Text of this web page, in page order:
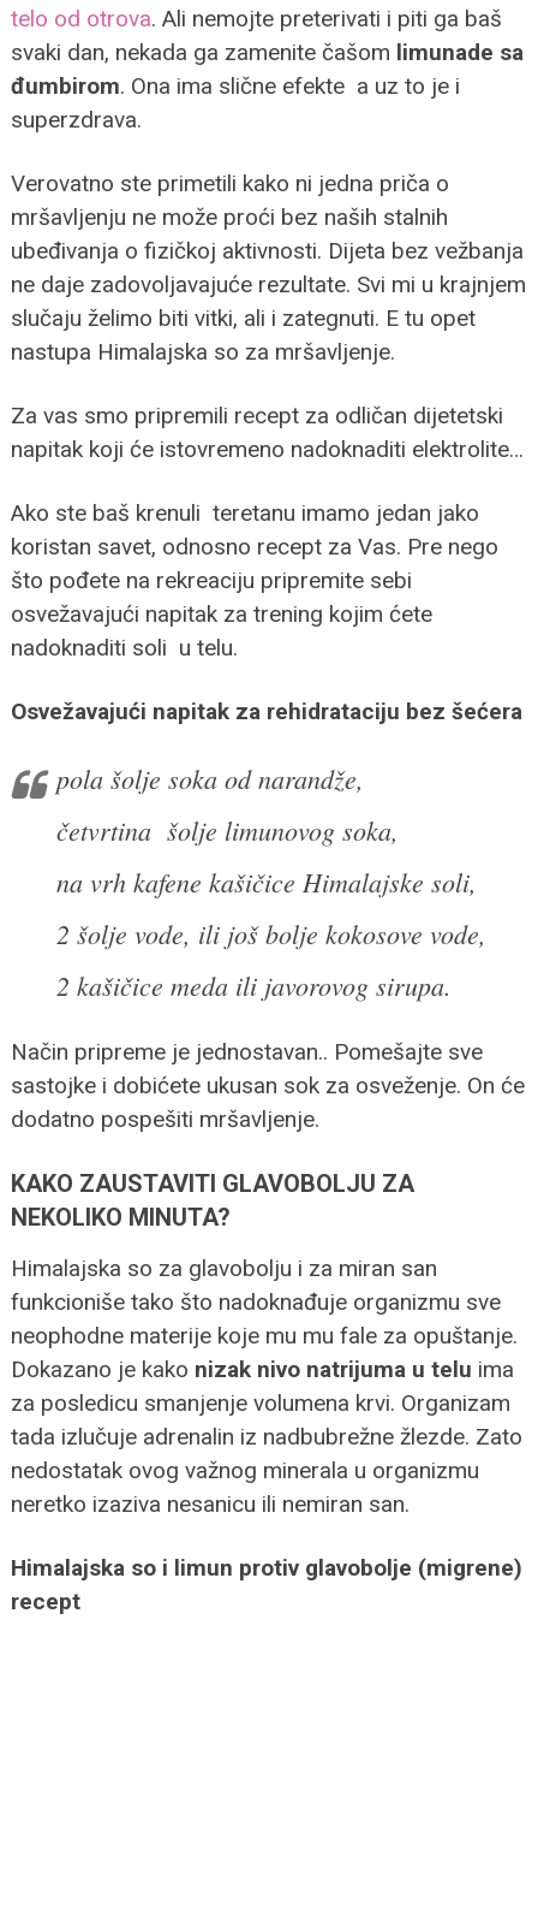
telo od otrova. Ali nemojte preterivati i piti ga baš
svaki dan, nekada ga zamenite čašom limunade sa
đumbirom. Ona ima slične efekte a uz to je i
superzdrava.
Verovatno ste primetili kako ni jedna priča o
mršavljenju ne može proći bez naših stalnih
ubeđivanja o fizičkoj aktivnosti. Dijeta bez vežbanja
ne daje zadovoljavajuće rezultate. Svi mi u krajnjem
slučaju želimo biti vitki, ali i zategnuti. E tu opet
nastupa Himalajska so za mršavljenje.
Za vas smo pripremili recept za odličan dijetetski
napitak koji će istovremeno nadoknaditi elektrolite…
Ako ste baš krenuli teretanu imamo jedan jako
koristan savet, odnosno recept za Vas. Pre nego
što pođete na rekreaciju pripremite sebi
osvežavajući napitak za trening kojim ćete
nadoknaditi soli u telu.
Osvežavajući napitak za rehidrataciju bez šećera
pola šolje soka od narandže,
četvrtina šolje limunovog soka,
na vrh kafene kašičice Himalajske soli,
2 šolje vode, ili još bolje kokosove vode,
2 kašičice meda ili javorovog sirupa.
Način pripreme je jednostavan.. Pomešajte sve
sastojke i dobićete ukusan sok za osveženje. On će
dodatno pospešiti mršavljenje.
KAKO ZAUSTAVITI GLAVOBOLJU ZA
NEKOLIKO MINUTA?
Himalajska so za glavobolju i za miran san
funkcioniše tako što nadoknađuje organizmu sve
neophodne materije koje mu mu fale za opuštanje.
Dokazano je kako nizak nivo natrijuma u telu ima
za posledicu smanjenje volumena krvi. Organizam
tada izlučuje adrenalin iz nadbubrežne žlezde. Zato
nedostatak ovog važnog minerala u organizmu
neretko izaziva nesanicu ili nemiran san.
Himalajska so i limun protiv glavobolje (migrene)
recept